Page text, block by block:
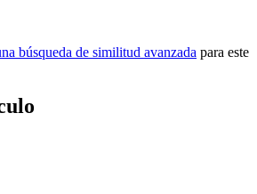
búsqueda de similitud avanzada para este